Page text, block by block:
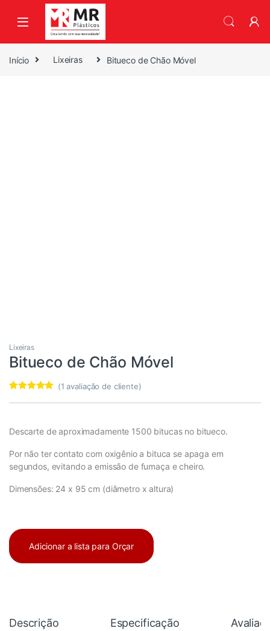
Skip to navigation
Skip to content
Início Lixeiras Bitueco de Chão Móvel
Lixeiras
Bitueco de Chão Móvel
avaliação de
(1 avaliação de cliente)
Descarte de aproximadamente 1500 bitucas no bitueco.
Por não ter contato com oxigênio a bituca se apaga em
segundos, evitando a emissão de fumaça e cheiro.
Dimensões: 24 x 95 cm (diâmetro x altura)
Adicionar a lista para Orçar
Descrição Especificação